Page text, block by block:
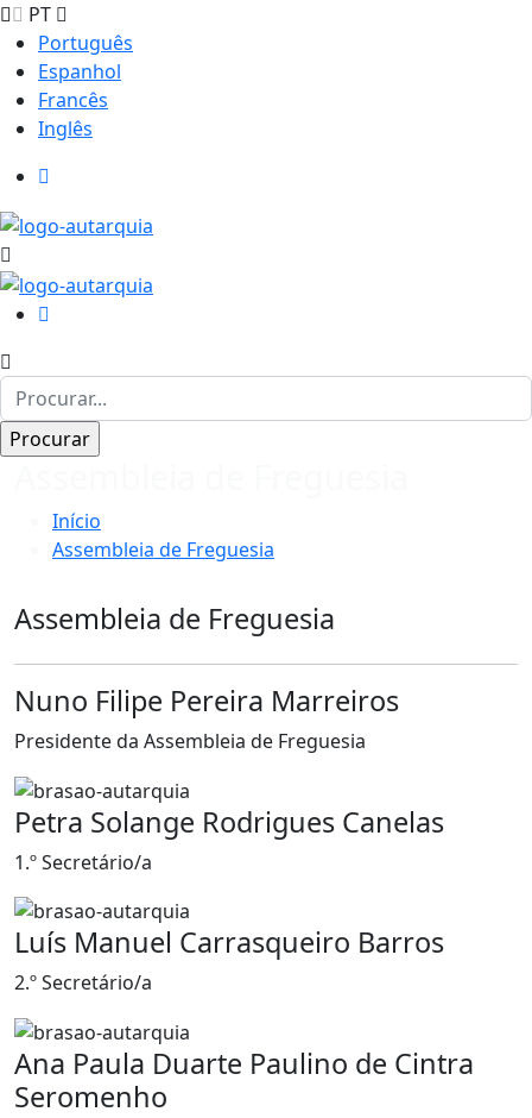
PT
Português
Espanhol
Francês
Inglês
Início
Assembleia de Freguesia
Assembleia de Freguesia
Nuno Filipe Pereira Marreiros
Presidente da Assembleia de Freguesia
Petra Solange Rodrigues Canelas
1.º Secretário/a
Luís Manuel Carrasqueiro Barros
2.º Secretário/a
Ana Paula Duarte Paulino de Cintra
Seromenho